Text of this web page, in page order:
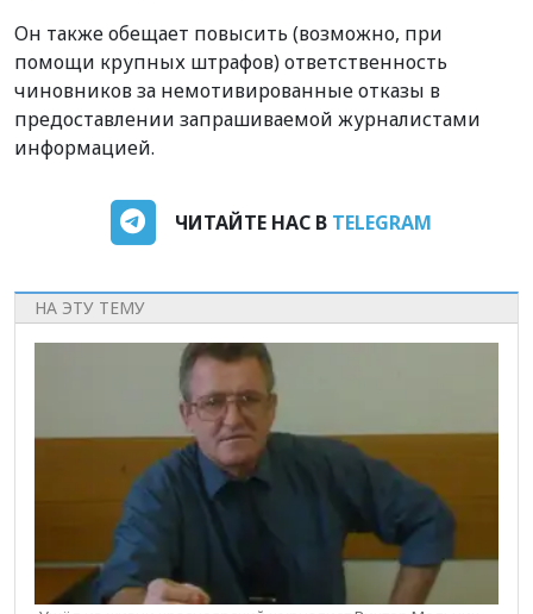
Он также обещает повысить (возможно, при
помощи крупных штрафов) ответственность
чиновников за немотивированные отказы в
предоставлении запрашиваемой журналистами
информацией.
ЧИТАЙТЕ НАС В TELEGRAM
НА ЭТУ ТЕМУ